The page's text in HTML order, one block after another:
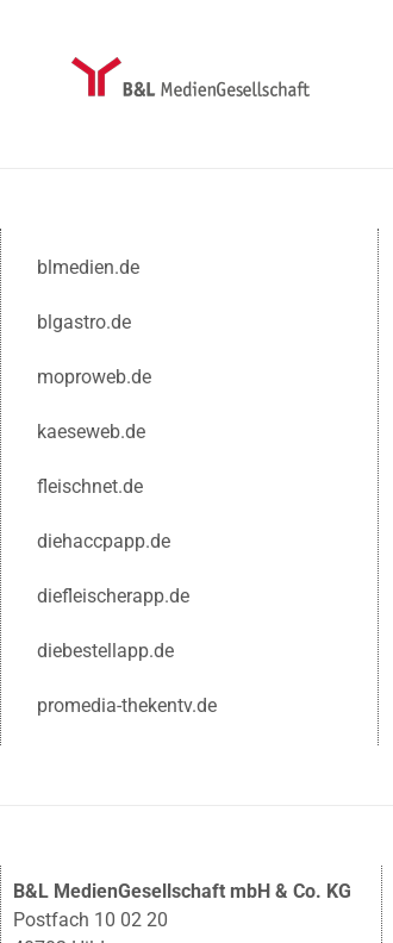
blmedien.de
blgastro.de
moproweb.de
kaeseweb.de
fleischnet.de
diehaccpapp.de
diefleischerapp.de
diebestellapp.de
promedia-thekentv.de
B&L MedienGesellschaft mbH & Co. KG
Postfach 10 02 20